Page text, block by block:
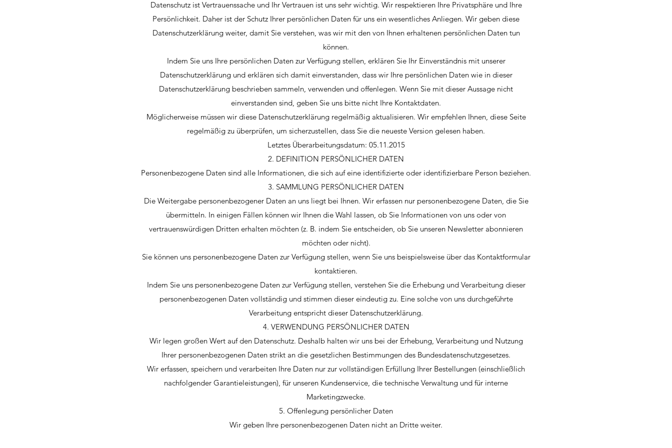
Datenschutz ist Vertrauenssache und Ihr Vertrauen ist uns sehr wichtig. Wir respektieren Ihre Privatsphäre und Ihre
Persönlichkeit. Daher ist der Schutz Ihrer persönlichen Daten für uns ein wesentliches Anliegen. Wir geben diese
Datenschutzerklärung weiter, damit Sie verstehen, was wir mit den von Ihnen erhaltenen persönlichen Daten tun
können.
Indem Sie uns Ihre persönlichen Daten zur Verfügung stellen, erklären Sie Ihr Einverständnis mit unserer
Datenschutzerklärung und erklären sich damit einverstanden, dass wir Ihre persönlichen Daten wie in dieser
Datenschutzerklärung beschrieben sammeln, verwenden und offenlegen. Wenn Sie mit dieser Aussage nicht
einverstanden sind, geben Sie uns bitte nicht Ihre Kontaktdaten.
Möglicherweise müssen wir diese Datenschutzerklärung regelmäßig aktualisieren. Wir empfehlen Ihnen, diese Seite
regelmäßig zu überprüfen, um sicherzustellen, dass Sie die neueste Version gelesen haben.
Letztes Überarbeitungsdatum: 05.11.2015
2. DEFINITION PERSÖNLICHER DATEN
Personenbezogene Daten sind alle Informationen, die sich auf eine identifizierte oder identifizierbare Person beziehen.
3. SAMMLUNG PERSÖNLICHER DATEN
Die Weitergabe personenbezogener Daten an uns liegt bei Ihnen. Wir erfassen nur personenbezogene Daten, die Sie
übermitteln. In einigen Fällen können wir Ihnen die Wahl lassen, ob Sie Informationen von uns oder von
vertrauenswürdigen Dritten erhalten möchten (z. B. indem Sie entscheiden, ob Sie unseren Newsletter abonnieren
möchten oder nicht).
Sie können uns personenbezogene Daten zur Verfügung stellen, wenn Sie uns beispielsweise über das Kontaktformular
kontaktieren.
Indem Sie uns personenbezogene Daten zur Verfügung stellen, verstehen Sie die Erhebung und Verarbeitung dieser
personenbezogenen Daten vollständig und stimmen dieser eindeutig zu. Eine solche von uns durchgeführte
Verarbeitung entspricht dieser Datenschutzerklärung.
4. VERWENDUNG PERSÖNLICHER DATEN
Wir legen großen Wert auf den Datenschutz. Deshalb halten wir uns bei der Erhebung, Verarbeitung und Nutzung
Ihrer personenbezogenen Daten strikt an die gesetzlichen Bestimmungen des Bundesdatenschutzgesetzes.
Wir erfassen, speichern und verarbeiten Ihre Daten nur zur vollständigen Erfüllung Ihrer Bestellungen (einschließlich
nachfolgender Garantieleistungen), für unseren Kundenservice, die technische Verwaltung und für interne
Marketingzwecke.
5. Offenlegung persönlicher Daten
Wir geben Ihre personenbezogenen Daten nicht an Dritte weiter.